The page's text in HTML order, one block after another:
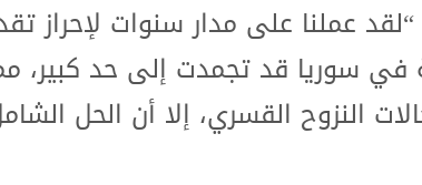
“لقد عملنا على مدار سنوات لإحراز
في سوريا قد تجمدت إلى حد كبير،
النزوح القسري، إلا أن الحل